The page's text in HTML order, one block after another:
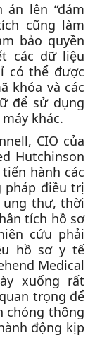
lên “đám
cũng làm
bảo quyền
các dữ liệu
có thể được
khóa và các
để sử dụng
khác.
CIO của
Hutchinson
hành các
pháp điều trị
ung thư, thời
tích hồ sơ
cứu phải
hồ sơ y tế
Medical
xuống rất
trọng để
chóng thông
động kịp